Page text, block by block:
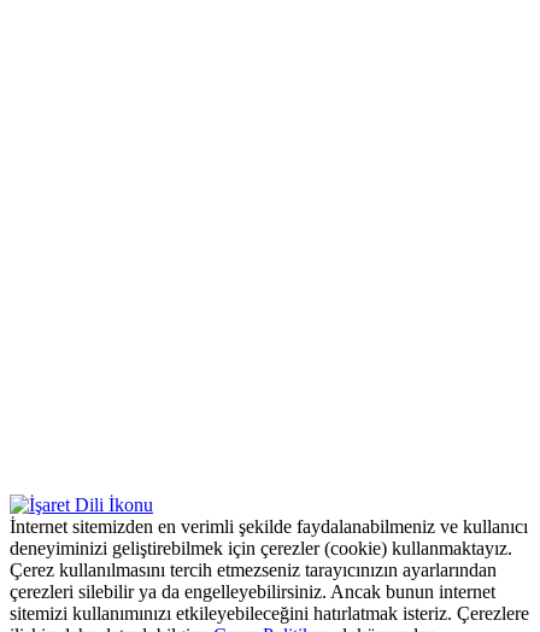
İnternet sitemizden en verimli şekilde faydalanabilmeniz ve kullanıcı
deneyiminizi geliştirebilmek için çerezler (cookie) kullanmaktayız.
Çerez kullanılmasını tercih etmezseniz tarayıcınızın ayarlarından
çerezleri silebilir ya da engelleyebilirsiniz. Ancak bunun internet
sitemizi kullanımınızı etkileyebileceğini hatırlatmak isteriz. Çerezlere